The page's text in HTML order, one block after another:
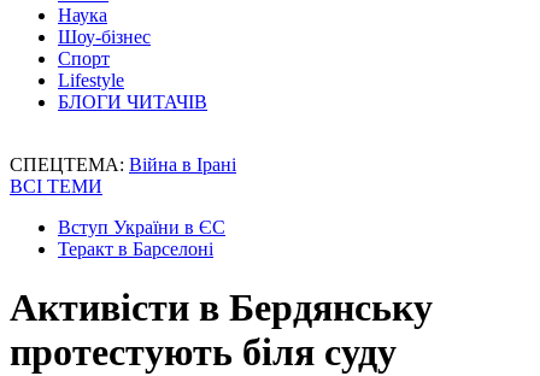
Наука
Шоу-бізнес
Спорт
Lifestyle
БЛОГИ ЧИТАЧІВ
СПЕЦТЕМА: Війна в Ірані
ВСІ ТЕМИ
Вступ України в ЄС
Теракт в Барселоні
Активісти в Бердянську
протестують біля суду